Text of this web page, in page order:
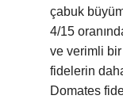
çabuk
4/15
ve verimli
fidelerin
Domates